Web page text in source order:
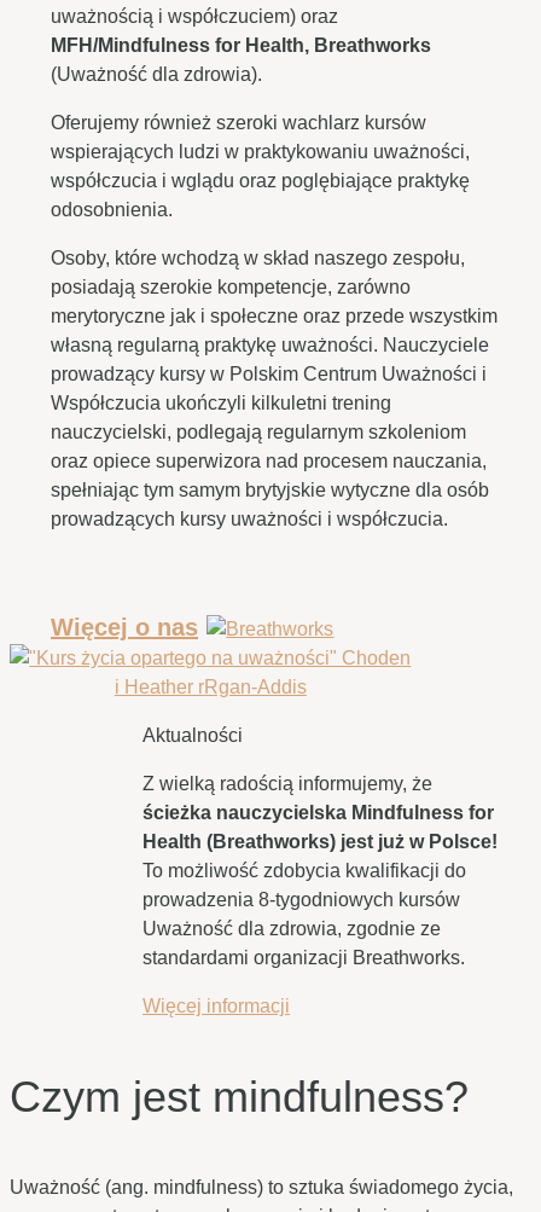
uważnością i współczuciem) oraz
MFH/Mindfulness for Health, Breathworks
(Uważność dla zdrowia).
Oferujemy również szeroki wachlarz kursów
wspierających ludzi w praktykowaniu uważności,
współczucia i wglądu oraz poglębiające praktykę
odosobnienia.
Osoby, które wchodzą w skład naszego zespołu,
posiadają szerokie kompetencje, zarówno
merytoryczne jak i społeczne oraz przede wszystkim
własną regularną praktykę uważności. Nauczyciele
prowadzący kursy w Polskim Centrum Uważności i
Współczucia ukończyli kilkuletni trening
nauczycielski, podlegają regularnym szkoleniom
oraz opiece superwizora nad procesem nauczania,
spełniając tym samym brytyjskie wytyczne dla osób
prowadzących kursy uważności i współczucia.
Więcej o nas
Aktualności
Z wielką radością informujemy, że
ścieżka nauczycielska Mindfulness for
Health (Breathworks) jest już w Polsce!
To możliwość zdobycia kwalifikacji do
prowadzenia 8-tygodniowych kursów
Uważność dla zdrowia, zgodnie ze
standardami organizacji Breathworks.
Więcej informacji
Czym jest mindfulness?
Uważność (ang. mindfulness) to sztuka świadomego życia,